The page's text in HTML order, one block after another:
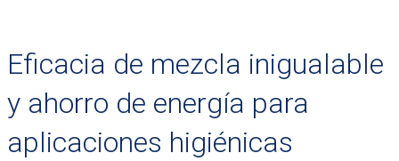
Eficacia de mezcla inigualable
y ahorro de energía para
aplicaciones higiénicas